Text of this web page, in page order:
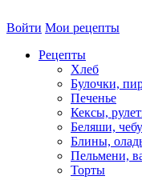
Войти Мои рецепты
Рецепты
Хлеб
Булочки,
Печенье
Кексы,
Беляши,
Блины,
Пельмени,
Торты